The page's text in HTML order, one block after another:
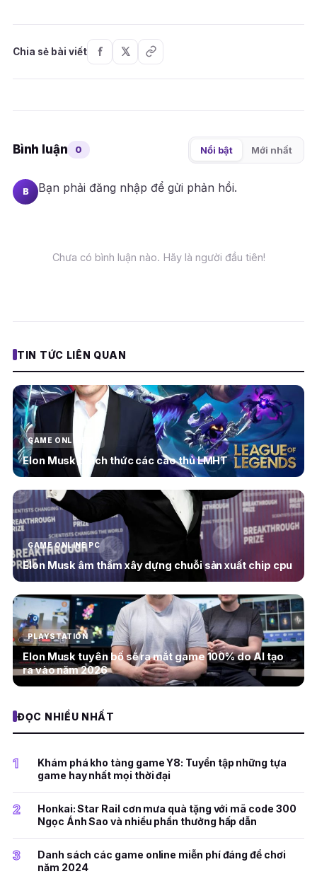
Chia sẻ bài viết
Bình luận 0 Nổi bật Mới nhất
B Bạn phải đăng nhập để gửi phản hồi.
Chưa có bình luận nào. Hãy là người đầu tiên!
TIN TỨC LIÊN QUAN
GAME ONLINE PC
Elon Musk thách thức các cao thủ LMHT
GAME ONLINE PC
Elon Musk âm thầm xây dựng chuỗi sản xuất chip cpu
PLAYSTATION
Elon Musk tuyên bố sẽ ra mắt game 100% do AI tạo
ra vào năm 2026
ĐỌC NHIỀU NHẤT
1
Khám phá kho tàng game Y8: Tuyển tập những tựa
game hay nhất mọi thời đại
2
Honkai: Star Rail cơn mưa quà tặng với mã code 300
Ngọc Ánh Sao và nhiều phần thưởng hấp dẫn
3
Danh sách các game online miễn phí đáng để chơi
năm 2024